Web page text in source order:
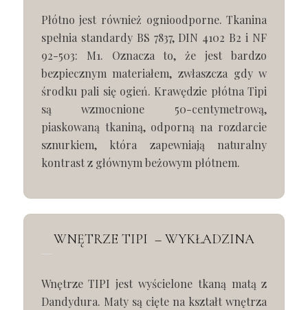
Płótno jest również ognioodporne. Tkanina
spełnia standardy BS 7837, DIN 4102 B2 i NF
92-503: M1. Oznacza to, że jest bardzo
bezpiecznym materiałem, zwłaszcza gdy w
środku pali się ogień. Krawędzie płótna Tipi
są wzmocnione 50-centymetrową,
piaskowaną tkaniną, odporną na rozdarcie
sznurkiem, która zapewniają naturalny
kontrast z głównym beżowym płótnem.
WNĘTRZE TIPI – WYKŁADZINA
Wnętrze TIPI jest wyścielone tkaną matą z
Dandydura. Maty są cięte na kształt wnętrza